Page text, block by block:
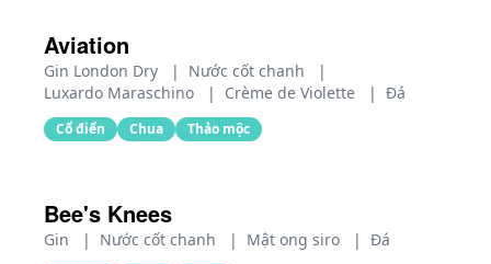
Aviation
Gin London Dry | Nước cốt chanh
|
Luxardo Maraschino
| Crème de Violette | Đá
Cổ điển Chua Thảo mộc
Bee's Knees
Gin | Nước cốt chanh | Mật ong siro | Đá